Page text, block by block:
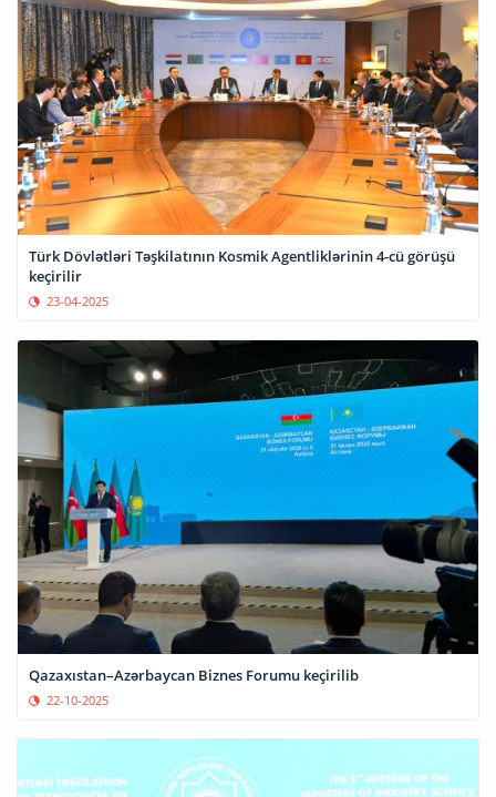
Türk Dövlətləri Təşkilatının Kosmik Agentliklərinin 4-cü görüşü
keçirilir
23-04-2025
Qazaxıstan–Azərbaycan Biznes Forumu keçirilib
22-10-2025